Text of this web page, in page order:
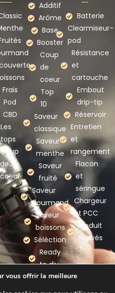
Frais
Pod
CBD
Les
tops
Coup
de
coeur
Additif
Arôme
Base
Booster
Coup
de
coeur
Top
10
Saveur
classique
Saveur
menthe
Saveur
fruité
Saveur
gourmand
Saveur
boissons
Séléction
Ready
to diy
Batterie
Clearmiseur-
pod
Résistance
et
cartouche
Embout
drip-tip
Réservoir
Entretien
et
rangement
Flacon
et
séringue
Chargeur
et PCC
Produit
dérivés
vous offrir la meilleure